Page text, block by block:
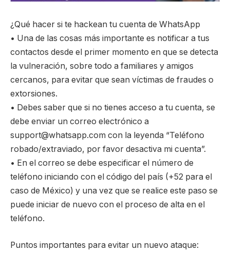
¿Qué hacer si te hackean tu cuenta de WhatsApp
• Una de las cosas más importante es notificar a tus
contactos desde el primer momento en que se detecta
la vulneración, sobre todo a familiares y amigos
cercanos, para evitar que sean víctimas de fraudes o
extorsiones.
• Debes saber que si no tienes acceso a tu cuenta, se
debe enviar un correo electrónico a
support@whatsapp.com con la leyenda “Teléfono
robado/extraviado, por favor desactiva mi cuenta”.
• En el correo se debe especificar el número de
teléfono iniciando con el código del país (+52 para el
caso de México) y una vez que se realice este paso se
puede iniciar de nuevo con el proceso de alta en el
teléfono.
Puntos importantes para evitar un nuevo ataque: